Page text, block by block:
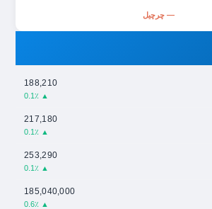
— چرچیل
188,210
▲ 0.1٪
217,180
▲ 0.1٪
253,290
▲ 0.1٪
185,040,000
▲ 0.6٪